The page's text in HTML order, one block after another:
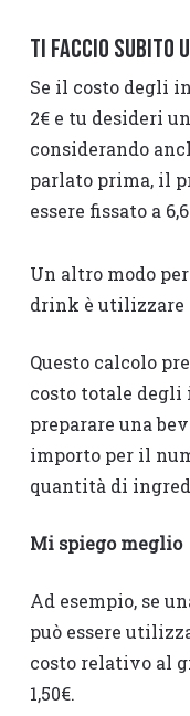
Ti faccio subito
Se il costo degli
2€ e tu desideri
considerando
parlato prima, il
essere fissato a
Un altro modo
drink è utilizzare
Questo calcolo
costo totale
preparare una
importo per il
quantità di
Mi spiego meglio
Ad esempio, se
può essere
costo relativo al
1,50€.